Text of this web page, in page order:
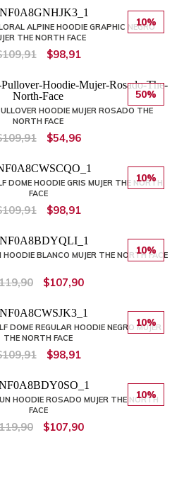
10%
ALPINE HOODIE GRAPHIC NEGRO
THE NORTH FACE
$98,91
50%
HOODIE MUJER ROSADO THE
NORTH FACE
$54,96
10%
DOME HOODIE GRIS MUJER THE NORTH
FACE
$98,91
10%
BLANCO MUJER THE NORTH FACE
$107,90
10%
DOME REGULAR HOODIE NEGRO MUJER
THE NORTH FACE
$98,91
10%
HOODIE ROSADO MUJER THE NORTH
FACE
$107,90